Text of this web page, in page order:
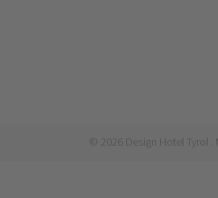
© 2026 Design Hotel Tyrol .